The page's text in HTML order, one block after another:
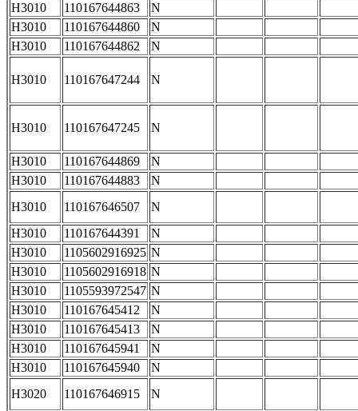
H3010
110167644863
N
H3010
110167644860
N
H3010
110167644862 N
H3010 110167647244 N
H3010 110167647245 N
H3010 110167644869
N
H3010
110167644883
N
H3010
110167646507
N
H3010
110167644391
N
H3010
1105602916925 N
H3010
1105602916918 N
H3010
1105593972547 N
H3010
110167645412
N
H3010
110167645413
N
H3010
110167645941
N
H3010
110167645940
N
H3020
110167646915 N